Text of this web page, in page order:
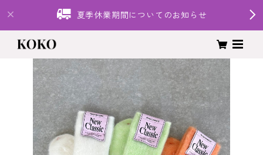
夏季休業期間についてのお知らせ